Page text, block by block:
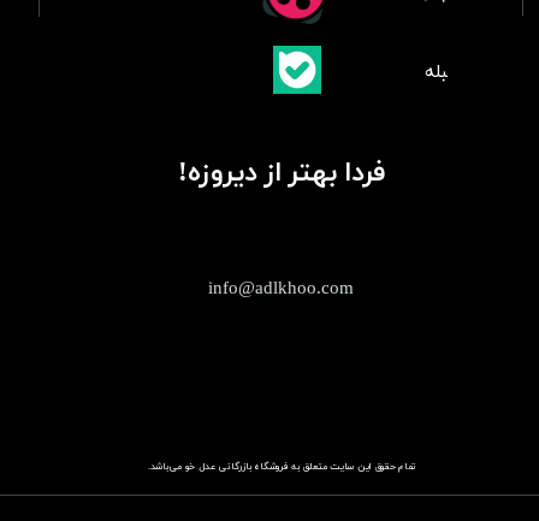
تمام حقوق این سایت متعلق به فروشگاهباز​​​​​​​رگانی عدل خو می‌باشد.
info@adlkhoo.com
فردا بهتر از دیروزه!
​بلبله​​​​​​​بله